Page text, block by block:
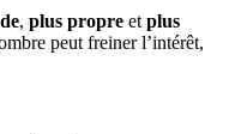
, plus propre et plus
peut freiner l’intérêt,